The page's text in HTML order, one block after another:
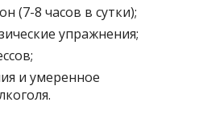
(7-8 часов в сутки);
упражнения;
и умеренное